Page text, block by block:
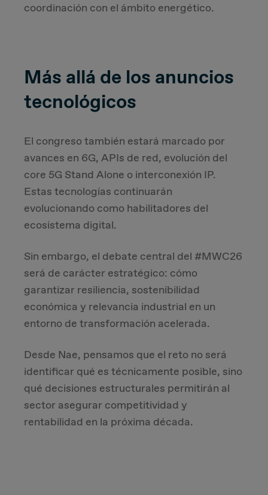
coordinación con el ámbito energético.
Más allá de los anuncios
tecnológicos
El congreso también estará marcado por
avances en 6G, APIs de red, evolución del
core 5G Stand Alone o interconexión IP.
Estas tecnologías continuarán
evolucionando como habilitadores del
ecosistema digital.
Sin embargo, el debate central del #MWC26
será de carácter estratégico: cómo
garantizar resiliencia, sostenibilidad
económica y relevancia industrial en un
entorno de transformación acelerada.
Desde Nae, pensamos que el reto no será
identificar qué es técnicamente posible, sino
qué decisiones estructurales permitirán al
sector asegurar competitividad y
rentabilidad en la próxima década.